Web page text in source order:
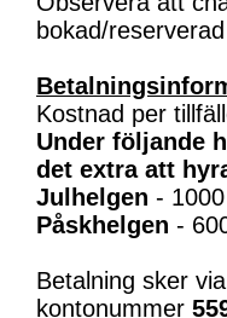
bokad/
Kostnad per
Under följande
det extra att
Julhelgen -
Påskhelgen -
Betalning sker via
kontonummer